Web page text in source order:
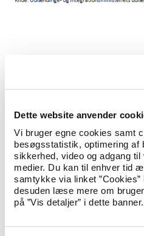
Dette website anvender
Vi bruger egne cookies samt
besøgsstatistik, optimering af
sikkerhed, video og adgang
medier. Du kan til enhver tid
samtykke via linket
desuden læse mere om
på ”Vis detaljer” i dette banner.
Top og bund i andelen af
Figur 2 viser andelen af 0-5-
5-årige med ikke-vestlig
Figur 2: 5 kommuner med
og efterkommere med ikke-
2007 og 2017, pct.